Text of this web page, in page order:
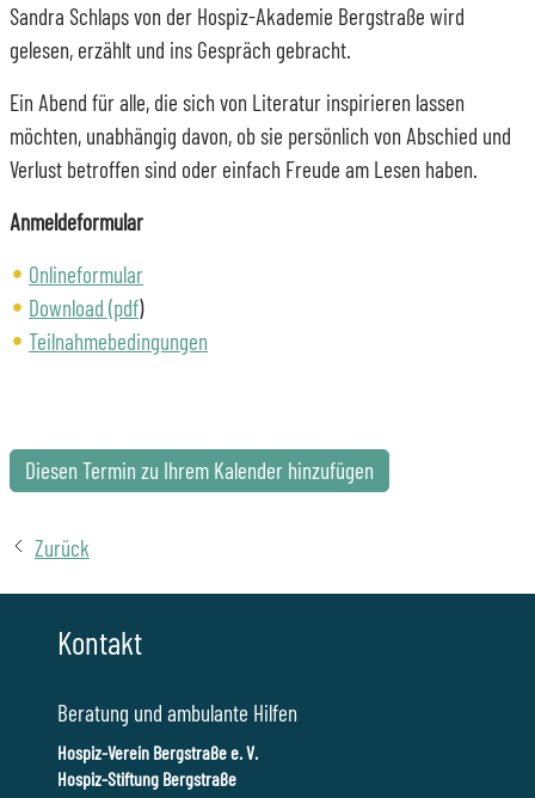
Sandra Schlaps von der Hospiz-Akademie Bergstraße wird
gelesen, erzählt und ins Gespräch gebracht.
Ein Abend für alle, die sich von Literatur inspirieren lassen
möchten, unabhängig davon, ob sie persönlich von Abschied und
Verlust betroffen sind oder einfach Freude am Lesen haben.
Anmeldeformular
Onlineformular
Download (pdf)
Teilnahmebedingungen
Diesen Termin zu Ihrem Kalender hinzufügen
Zurück
Kontakt
Beratung und ambulante Hilfen
Hospiz-Verein Bergstraße e. V.
Hospiz-Stiftung Bergstraße